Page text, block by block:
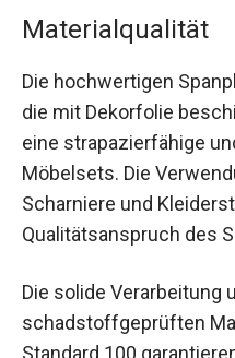
Materialqualität
Die hochwertigen
die mit Dekorfolie
eine strapazierfähige
Möbelsets. Die
Scharniere und
Qualitätsanspruch des
Die solide Verarbeitung
schadstoffgeprüften